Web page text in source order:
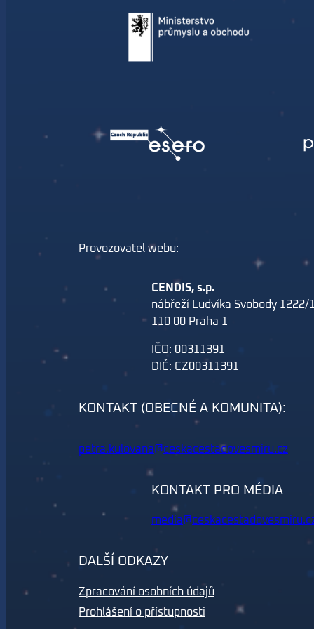
Provozovatel webu:
CENDIS, s.p.
nábřeží Ludvíka Svobody 1222/
110 00 Praha 1
IČO: 00311391
DIČ: CZ00311391
KONTAKT (OBECNÉ A KOMUNITA):
petra.kulovana@ceskacestadovesmiru.cz
KONTAKT PRO MÉDIA
DALŠÍ ODKAZY
Zpracování osobních údajů
Prohlášení o přístupnosti